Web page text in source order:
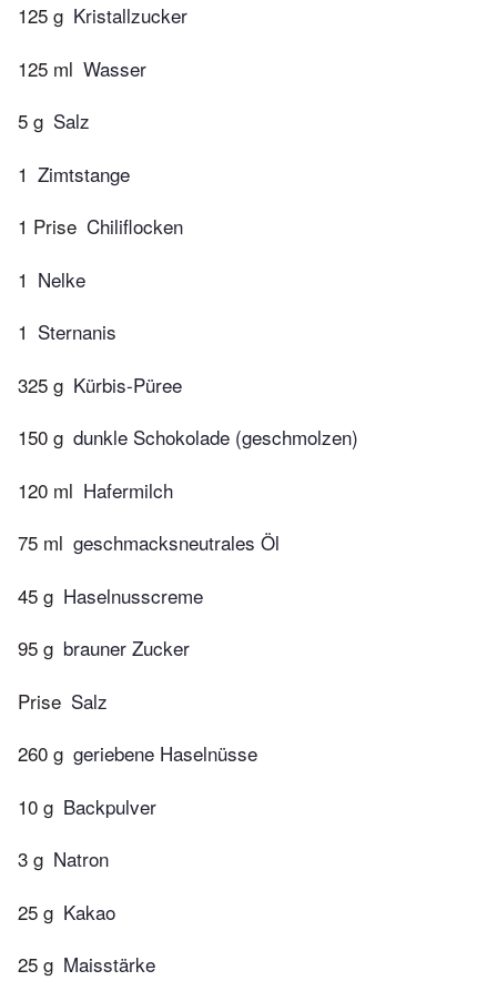
125 g Kristallzucker
125 ml Wasser
5 g Salz
1 Zimtstange
1 Prise Chiliflocken
1 Nelke
1 Sternanis
325 g Kürbis-Püree
150 g dunkle Schokolade (geschmolzen)
120 ml Hafermilch
75 ml geschmacksneutrales Öl
45 g Haselnusscreme
95 g brauner Zucker
Prise Salz
260 g geriebene Haselnüsse
10 g Backpulver
3 g Natron
25 g Kakao
25 g Maisstärke